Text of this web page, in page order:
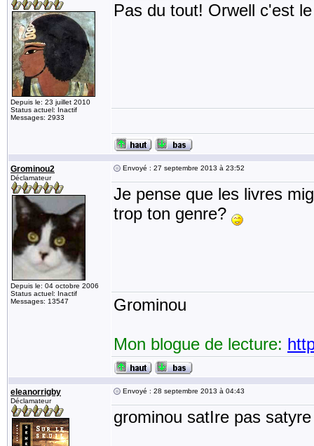
Depuis le: 23 juillet 2010
Status actuel: Inactif
Messages: 2933
Pas du tout! Orwell c'est
Grominou2
Déclamateur
Depuis le: 04 octobre 2006
Status actuel: Inactif
Messages: 13547
Envoyé : 27 septembre 2013 à 23:52
Je pense que les livres
trop ton genre?
Grominou
Mon blogue de lecture:
eleanorrigby
Déclamateur
Envoyé : 28 septembre 2013 à 04:43
grominou satIre pas satyre